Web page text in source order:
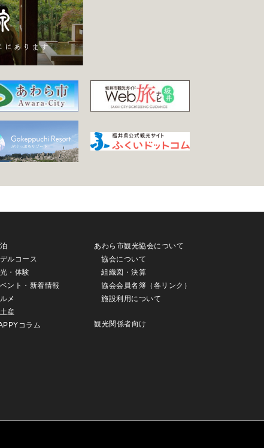
ルコース
・体験
ント・新着情報
メ
産
コラム
あわら市観光協会について
協会について
組織図・決算
協会会員名簿（各リンク）
施設利用について
観光関係者向け